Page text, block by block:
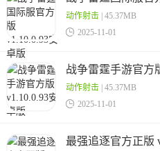
动作射击| 45.37MB
 2025-11-01
战争雷霆手游官方
动作射击| 45.37MB
 2025-11-01
最强追逐官方正版